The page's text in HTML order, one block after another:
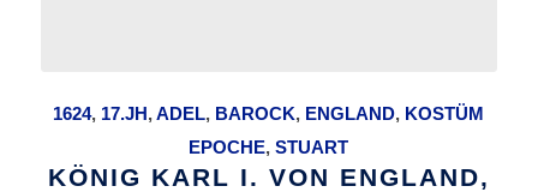
1624, 17.JH,ADEL, BAROCK, ENGLAND, KOSTÜM
EPOCHE,STUART
KÖNIG KARL I. VON ENGLAND,